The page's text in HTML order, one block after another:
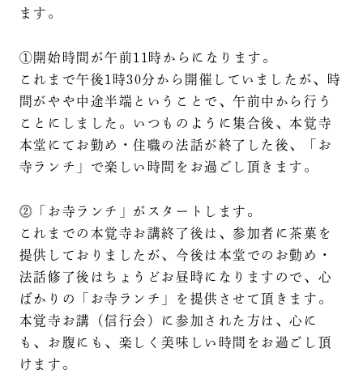
ます。
①開始時間が午前11時からになります。
これまで午後1時30分から開催していましたが、時
間がやや中途半端ということで、午前中から行う
ことにしました。いつものように集合後、本覚寺
本堂にてお勤め・住職の法話が終了した後、「お
寺ランチ」で楽しい時間をお過ごし頂きます。
⓶「お寺ランチ」がスタートします。
これまでの本覚寺お講終了後は、参加者に茶菓を
提供しておりましたが、今後は本堂でのお勤め・
法話修了後はちょうどお昼時になりますので、心
ばかりの「お寺ランチ」を提供させて頂きます。
本覚寺お講（信行会）に参加された方は、心に
も、お腹にも、楽しく美味しい時間をお過ごし頂
けます。